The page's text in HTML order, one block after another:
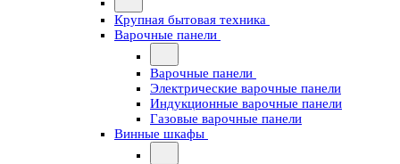
Крупная бытовая техника
Варочные панели
Варочные панели
Электрические варочные панели
Индукционные варочные панели
Газовые варочные панели
Винные шкафы